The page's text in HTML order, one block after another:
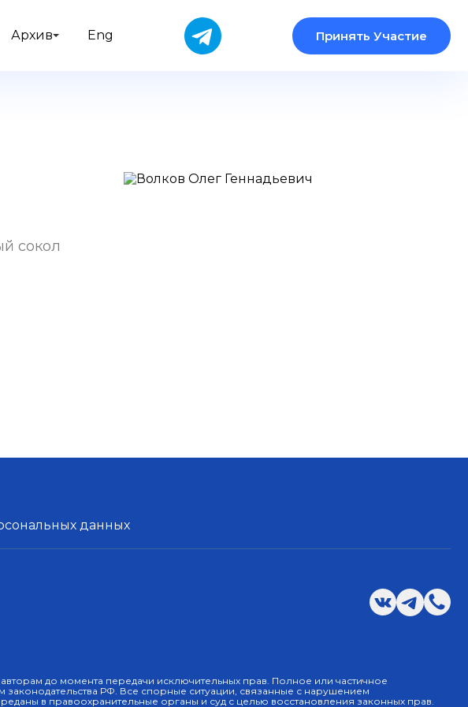
Архив Eng Принять Участие
сокол
данных
до момента передачи исключительных прав. Полное или частичное
РФ. Все спорные ситуации, связанные с нарушением
в правоохранительные органы и суд с целью восстановления законных прав.